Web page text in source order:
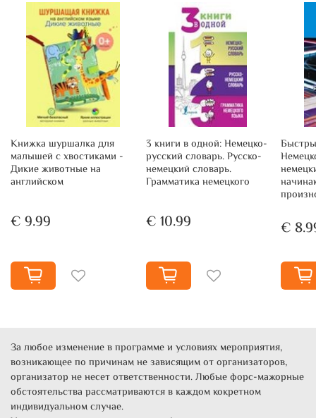
Книжка шуршалка для
малышей с хвостиками -
Дикие животные на
английском
€ 9.99
3 книги в одной: Немецко-
русский словарь. Русско-
немецкий словарь.
Грамматика немецкого
€ 10.99 €
За любое изменение в программе и условиях мероприятия,
возникающее по причинам не зависящим от организаторов,
организатор не несет ответственности. Любые форс-мажорные
обстоятельства рассматриваются в каждом кокретном
индивидуальном случае.